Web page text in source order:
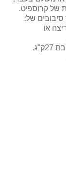
של קרוספיט.
של:
ב 500 מטר ריצה או